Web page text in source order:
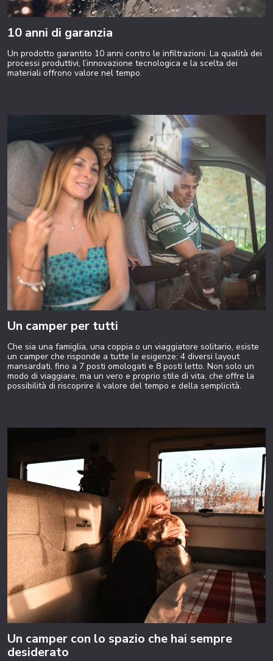
10 anni di garanzia
Un prodotto garantito 10 anni contro le infiltrazioni. La qualità dei
processi produttivi, l’innovazione tecnologica e la scelta dei
materiali offrono valore nel tempo.
Un camper per tutti
Che sia una famiglia, una coppia o un viaggiatore solitario, esiste
un camper che risponde a tutte le esigenze: 4 diversi layout
mansardati, fino a 7 posti omologati e 8 posti letto. Non solo un
modo di viaggiare, ma un vero e proprio stile di vita, che offre la
possibilità di riscoprire il valore del tempo e della semplicità.
Un camper con lo spazio che hai sempre
desiderato